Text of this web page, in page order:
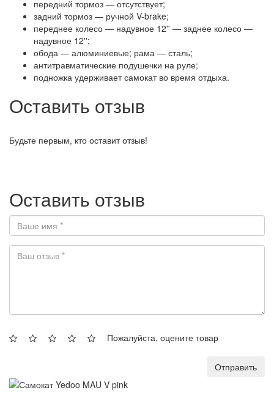
передний тормоз — отсутствует;
задний тормоз — ручной V-brake;
переднее колесо — надувное 12'' — заднее колесо —
надувное 12'';
обода — алюминиевые; рама — сталь;
антитравматические подушечки на руле;
подножка удерживает самокат во время отдыха.
Оставить отзыв
Будьте первым, кто оставит отзыв!
Оставить отзыв
Пожалуйста, оцените товар
Отправить